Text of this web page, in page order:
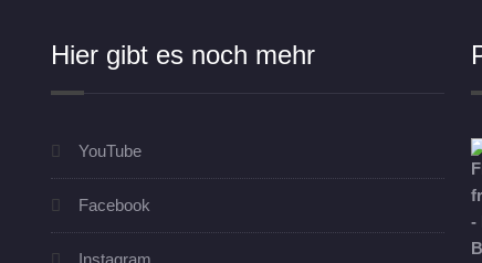
Hier gibt es noch mehr
YouTube
Facebook
Instagram